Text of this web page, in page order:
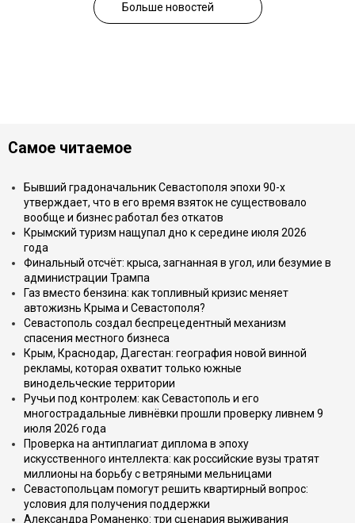
Больше новостей
Самое читаемое
Бывший градоначальник Севастополя эпохи 90-х
утверждает, что в его время взяток не существовало
вообще и бизнес работал без откатов
Крымский туризм нащупал дно к середине июля 2026
года
Финальный отсчёт: крыса, загнанная в угол, или безумие в
администрации Трампа
Газ вместо бензина: как топливный кризис меняет
автожизнь Крыма и Севастополя?
Севастополь создал беспрецедентный механизм
спасения местного бизнеса
Крым, Краснодар, Дагестан: география новой винной
рекламы, которая охватит только южные
винодельческие территории
Ручьи под контролем: как Севастополь и его
многострадальные ливнёвки прошли проверку ливнем 9
июля 2026 года
Проверка на антиплагиат диплома в эпоху
искусственного интеллекта: как российские вузы тратят
миллионы на борьбу с ветряными мельницами
Севастопольцам помогут решить квартирный вопрос:
условия для получения поддержки
Александра Романенко: три сценария выживания